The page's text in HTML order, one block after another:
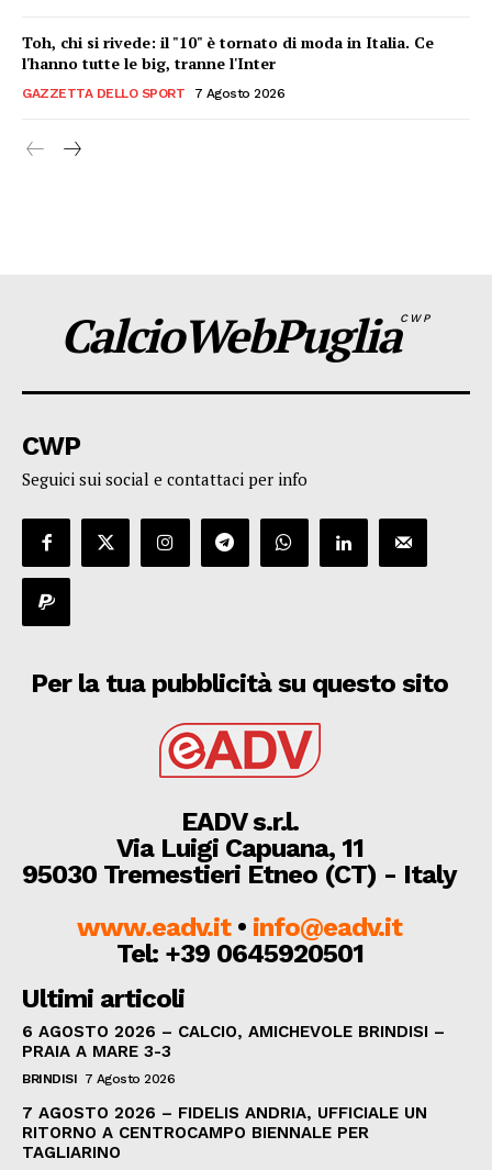
Toh, chi si rivede: il "10" è tornato di moda in Italia. Ce
l'hanno tutte le big, tranne l'Inter
GAZZETTA DELLO SPORT 7 Agosto 2026
CalcioWebPugliaCWP
CWP
Seguici sui social e contattaci per info
Per la tua pubblicità su questo sito
EADV s.r.l.
Via Luigi Capuana, 11
95030 Tremestieri Etneo (CT) - Italy
www.eadv.it• info@eadv.it
Tel: +39 0645920501
Ultimi articoli
6 AGOSTO 2026 – CALCIO, AMICHEVOLE BRINDISI –
PRAIA A MARE 3-3
BRINDISI 7 Agosto 2026
7 AGOSTO 2026 – FIDELIS ANDRIA, UFFICIALE UN
RITORNO A CENTROCAMPO BIENNALE PER
TAGLIARINO